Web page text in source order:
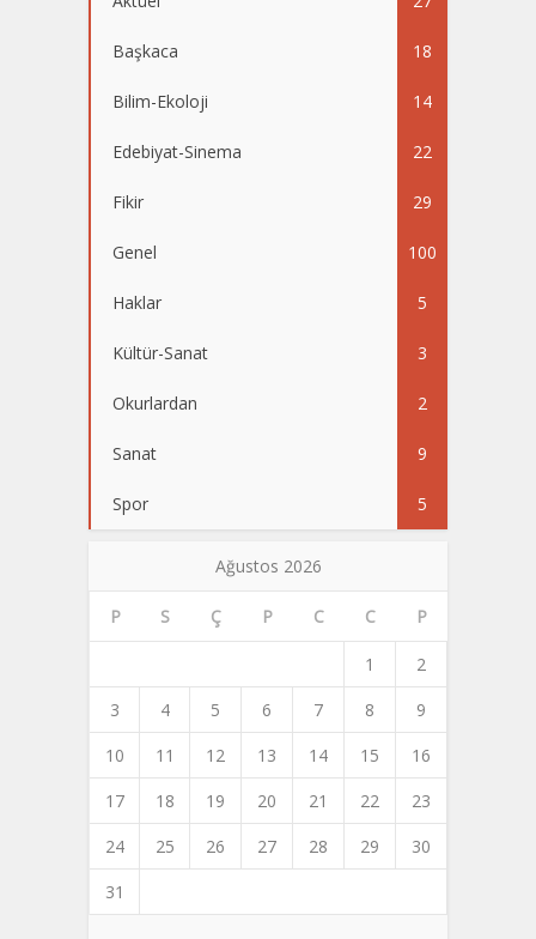
Başkaca 18
Bilim-Ekoloji 14
Edebiyat-Sinema 22
Fikir 29
Genel 100
Haklar 5
Kültür-Sanat 3
Okurlardan 2
Sanat 9
Spor 5
Ağustos 2026
P S Ç P C C P
1
2
3
4 5 6 7 8
9
10
11 12 13 14 15
16
17
18 19 20 21 22
23
24
25 26 27 28 29
30
31